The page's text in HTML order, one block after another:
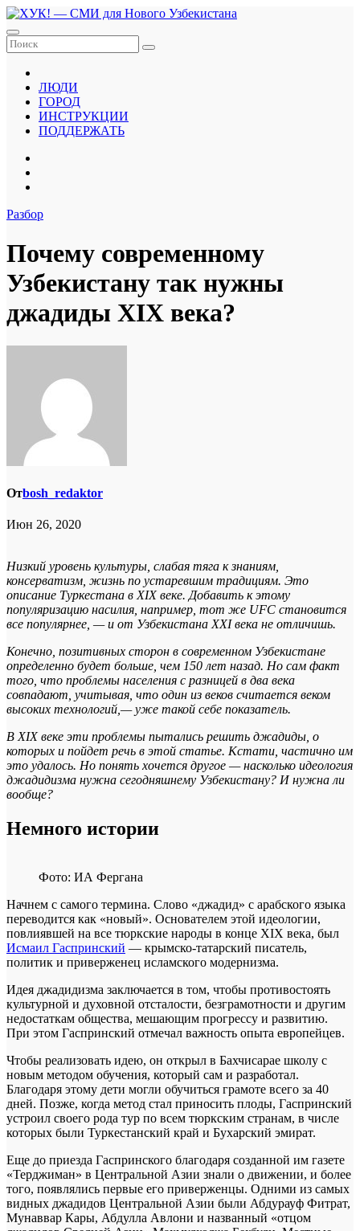
Перейти
к
содержанию
ЛЮДИ
ГОРОД
ИНСТРУКЦИИ
ПОДДЕРЖАТЬ
Разбор
Почему современному
Узбекистану так нужны
джадиды XIX века?
Отbosh_redaktor
Июн 26, 2020
Низкий уровень культуры, слабая тяга к знаниям,
консерватизм, жизнь по устаревшим традициям. Это
описание Туркестана в XIX веке. Добавить к этому
популяризацию насилия, например, тот же UFC становится
все популярнее, — и от Узбекистана XXI века не отличишь.
Конечно, позитивных сторон в современном Узбекистане
определенно будет больше, чем 150 лет назад. Но сам факт
того, что проблемы населения с разницей в два века
совпадают, учитывая, что один из веков считается веком
высоких технологий,— уже такой себе показатель.
В XIX веке эти проблемы пытались решить джадиды, о
которых и пойдет речь в этой статье. Кстати, частично им
это удалось. Но понять хочется другое — насколько идеология
джадидизма нужна сегодняшнему Узбекистану? И нужна ли
вообще?
Немного истории
Фото: ИА Фергана
Начнем с самого термина. Слово «джадид» с арабского языка
переводится как «новый». Основателем этой идеологии,
повлиявшей на все тюркские народы в конце XIX века, был
Исмаил Гаспринский — крымско-татарский писатель,
политик и приверженец исламского модернизма.
Идея джадидизма заключается в том, чтобы противостоять
культурной и духовной отсталости, безграмотности и другим
недостаткам общества, мешающим прогрессу и развитию.
При этом Гаспринский отмечал важность опыта европейцев.
Чтобы реализовать идею, он открыл в Бахчисарае школу с
новым методом обучения, который сам и разработал.
Благодаря этому дети могли обучиться грамоте всего за 40
дней. Позже, когда метод стал приносить плоды, Гаспринский
устроил своего рода тур по всем тюркским странам, в числе
которых были Туркестанский край и Бухарский эмират.
Еще до приезда Гаспринского благодаря созданной им газете
«Терджиман» в Центральной Азии знали о движении, и более
того, появлялись первые его приверженцы. Одними из самых
видных джадидов Центральной Азии были Абдурауф Фитрат,
Мунаввар Кары, Абдулла Авлони и названный «отцом